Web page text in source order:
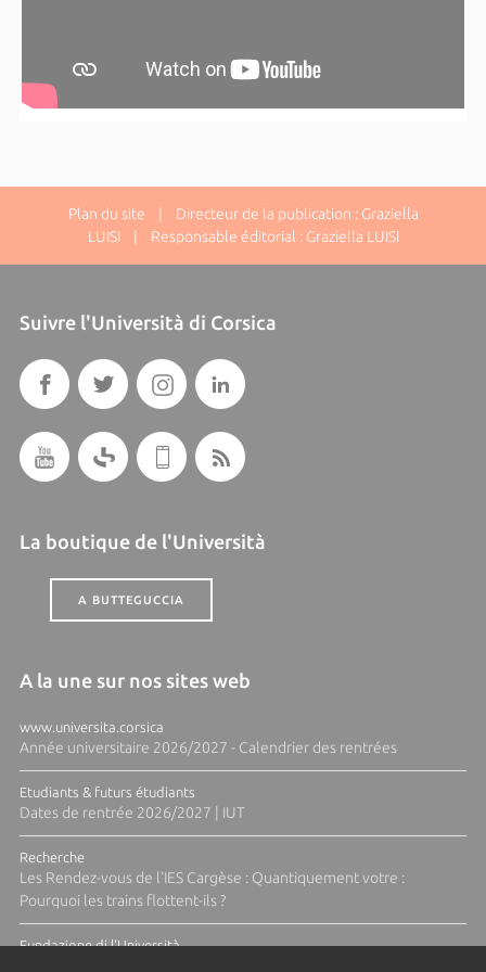
Plan du site | Directeur de la publication : Graziella
LUISI | Responsable éditorial : Graziella LUISI
Suivre l'Università di Corsica
La boutique de l'Università
A BUTTEGUCCIA
A la une sur nos sites web
www.universita.corsica
Année universitaire 2026/2027 - Calendrier des rentrées
Etudiants & futurs étudiants
Dates de rentrée 2026/2027 | IUT
Recherche
Les Rendez-vous de l'IES Cargèse : Quantiquement votre :
Pourquoi les trains flottent-ils ?
Fundazione di l'Università